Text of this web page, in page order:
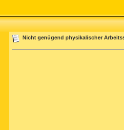
Nicht genügend physikalischer